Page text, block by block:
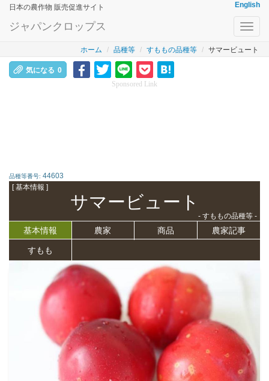
日本の農作物 販売促進サイト English
ジャパンクロップス
ホーム 品種等 すももの品種等 サマービュート
気になる 0
Sponsored Link
品種等番号: 44603
[ 基本情報 ]
サマービュート
- すももの品種等 -
基本情報 農家 商品 農家記事
すもも